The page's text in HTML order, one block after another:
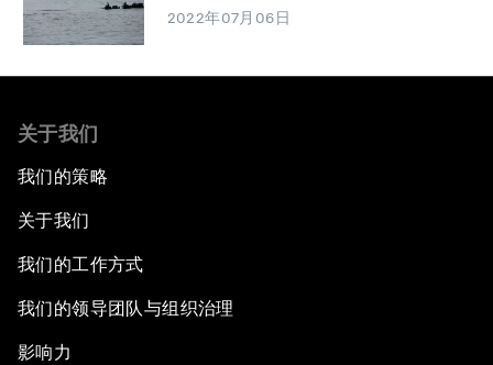
2022年07月06日
关于我们
我们的策略
关于我们
我们的工作方式
我们的领导团队与组织治理
影响力